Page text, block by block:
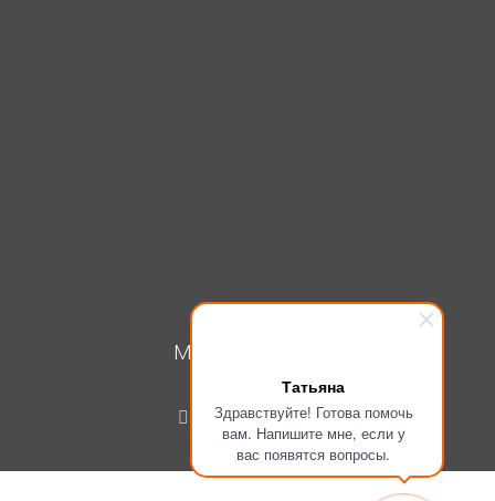
Татьяна
Здравствуйте! Готова помочь
вам. Напишите мне, если у
вас появятся вопросы.
МОЙ КАБИНЕТ
Регистрация